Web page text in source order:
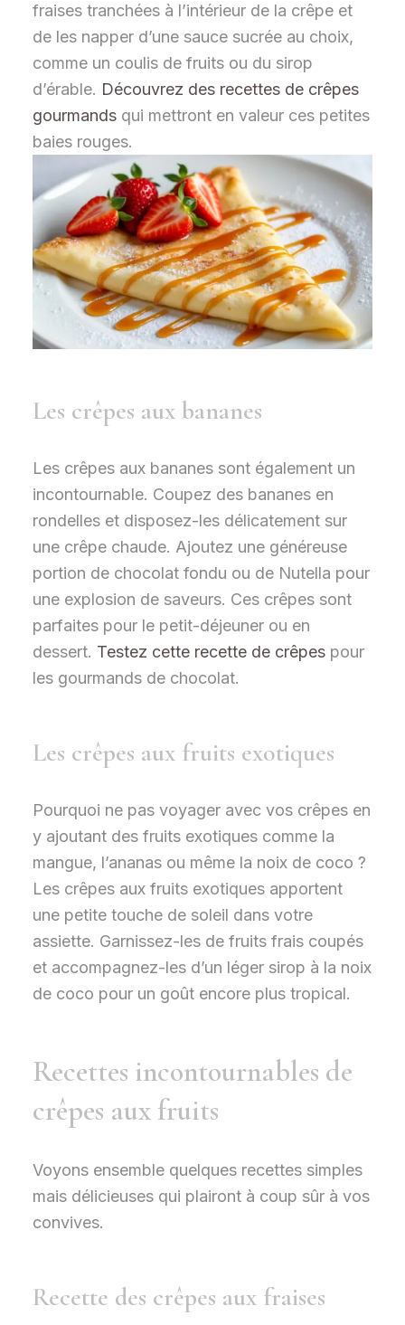
fraises tranchées à l’intérieur de la crêpe et
de les napper d’une sauce sucrée au choix,
comme un coulis de fruits ou du sirop
d’érable. Découvrez des recettes de crêpes
gourmandsqui mettront en valeur ces petites
baies rouges.
Les crêpes aux bananes
Les crêpes aux bananes sont également un
incontournable. Coupez des bananes en
rondelles et disposez-les délicatement sur
une crêpe chaude. Ajoutez une généreuse
portion de chocolat fondu ou de Nutella pour
une explosion de saveurs. Ces crêpes sont
parfaites pour le petit-déjeuner ou en
dessert. Testez cette recette de crêpespour
les gourmands de chocolat.
Les crêpes aux fruits exotiques
Pourquoi ne pas voyager avec vos crêpes en
y ajoutant des fruits exotiques comme la
mangue, l’ananas ou même la noix de coco ?
Les crêpes aux fruits exotiques apportent
une petite touche de soleil dans votre
assiette. Garnissez-les de fruits frais coupés
et accompagnez-les d’un léger sirop à la noix
de coco pour un goût encore plus tropical.
Recettes incontournables de
crêpes aux fruits
Voyons ensemble quelques recettes simples
mais délicieuses qui plairont à coup sûr à vos
convives.
Recette des crêpes aux fraises